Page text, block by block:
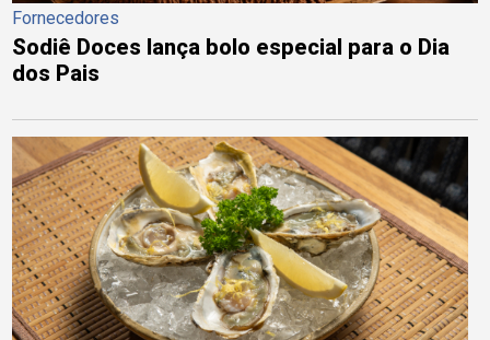
Fornecedores
Sodiê Doces lança bolo especial para o Dia
dos Pais